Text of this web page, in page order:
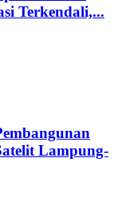
Terkendali,...
Lampung-